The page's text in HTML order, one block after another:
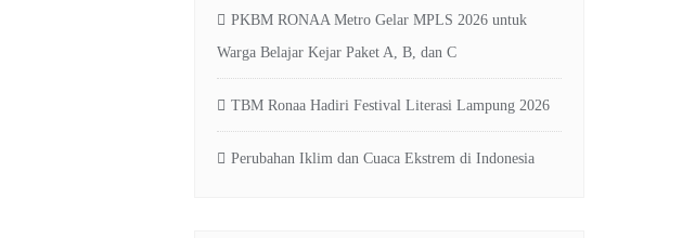
PKBM RONAA Metro Gelar MPLS 2026 untuk
Warga Belajar Kejar Paket A, B, dan C
TBM Ronaa Hadiri Festival Literasi Lampung 2026
Perubahan Iklim dan Cuaca Ekstrem di Indonesia